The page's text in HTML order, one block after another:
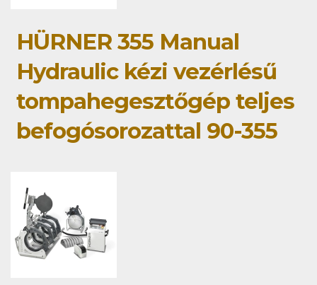
HÜRNER 355 Manual
Hydraulic kézi vezérlésű
tompahegesztőgép teljes
befogósorozattal 90-355